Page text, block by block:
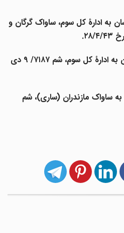
ادارۀ کل سوم، ساواک گرگان و
همان، نامه ساواک خراسان به ادارۀ کل سوم، شم‌ ۷۱۸۷/ ۹ دی
ساواک مازندران (ساری)، شم‌